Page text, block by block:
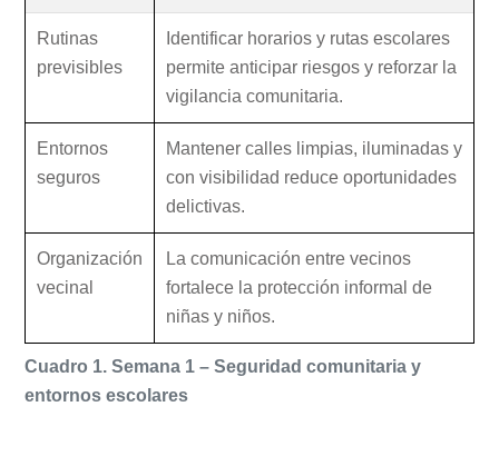
Cuadro 1. Semana 1 – Seguridad comunitaria y
entornos escolares
Rutinas
previsibles
Identificar horarios y rutas escolares
permite anticipar riesgos y reforzar la
vigilancia comunitaria.
Entornos
seguros
Mantener calles limpias, iluminadas y
con visibilidad reduce oportunidades
delictivas.
Organización
vecinal
La comunicación entre vecinos
fortalece la protección informal de
niñas y niños.